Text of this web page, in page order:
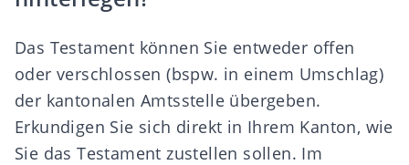
Das Testament können Sie entweder offen
oder verschlossen (bspw. in einem Umschlag)
der kantonalen Amtsstelle übergeben.
Erkundigen Sie sich direkt in Ihrem Kanton, wie
Sie das Testament zustellen sollen. Im